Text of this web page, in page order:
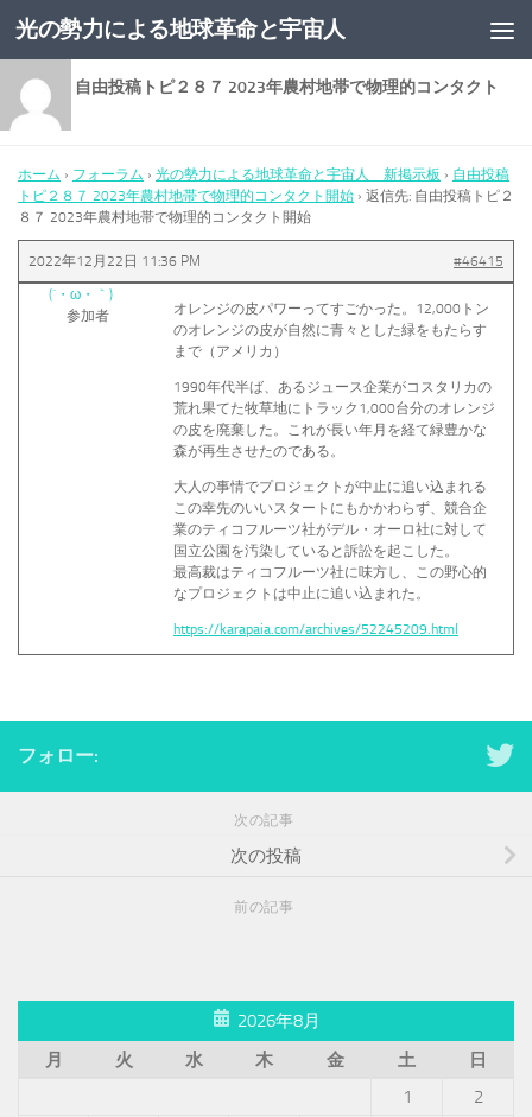
コンテンツへスキップ
光の勢力による地球革命と宇宙人
返信先: 自由投稿トピ２８７ 2023年農村地帯で物理的コンタクト
開始
ホーム › フォーラム › 光の勢力による地球革命と宇宙人 新掲示板 › 自由投稿
トピ２８７ 2023年農村地帯で物理的コンタクト開始 › 返信先: 自由投稿トピ２
８７ 2023年農村地帯で物理的コンタクト開始
2022年12月22日 11:36 PM
#46415
(´・ω・｀)
参加者
オレンジの皮パワーってすごかった。12,000トン
のオレンジの皮が自然に青々とした緑をもたらす
まで（アメリカ）
1990年代半ば、あるジュース企業がコスタリカの
荒れ果てた牧草地にトラック1,000台分のオレンジ
の皮を廃棄した。これが長い年月を経て緑豊かな
森が再生させたのである。
大人の事情でプロジェクトが中止に追い込まれる
この幸先のいいスタートにもかかわらず、競合企
業のティコフルーツ社がデル・オーロ社に対して
国立公園を汚染していると訴訟を起こした。
最高裁はティコフルーツ社に味方し、この野心的
なプロジェクトは中止に追い込まれた。
https://karapaia.com/archives/52245209.html
フォロー:
次の記事
次の投稿
前の記事
2026年8月
月
火 水 木 金 土
日
1
2